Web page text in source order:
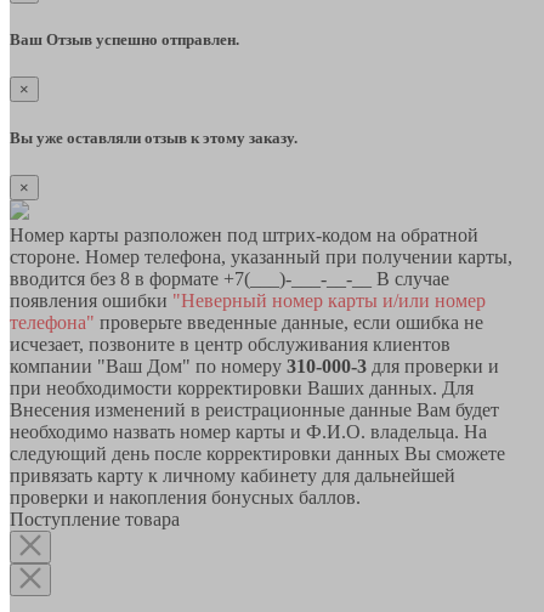
Ваш Отзыв успешно отправлен.
×
Вы уже оставляли отзыв к этому заказу.
×
Номер карты разположен под штрих-кодом на обратной
стороне. Номер телефона, указанный при получении карты,
вводится без 8 в формате +7(___)-___-__-__ В случае
появления ошибки "Неверный номер карты и/или номер
телефона" проверьте введенные данные, если ошибка не
исчезает, позвоните в центр обслуживания клиентов
компании "Ваш Дом" по номеру 310-000-3 для проверки и
при необходимости корректировки Ваших данных. Для
Внесения изменений в реистрационные данные Вам будет
необходимо назвать номер карты и Ф.И.О. владельца. На
следующий день после корректировки данных Вы сможете
привязать карту к личному кабинету для дальнейшей
проверки и накопления бонусных баллов.
Поступление товара